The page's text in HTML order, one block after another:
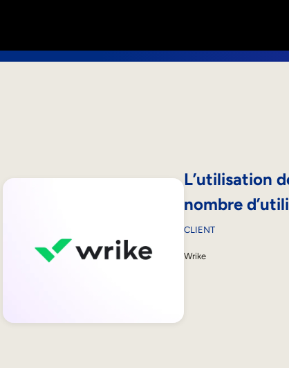
L’utilisation
nombre
CLIENT
Wrike